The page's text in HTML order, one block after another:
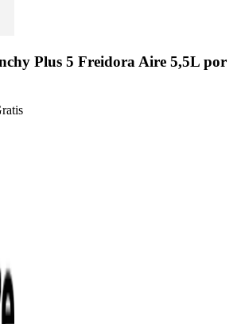
Plus 5 Freidora Aire 5,5L por